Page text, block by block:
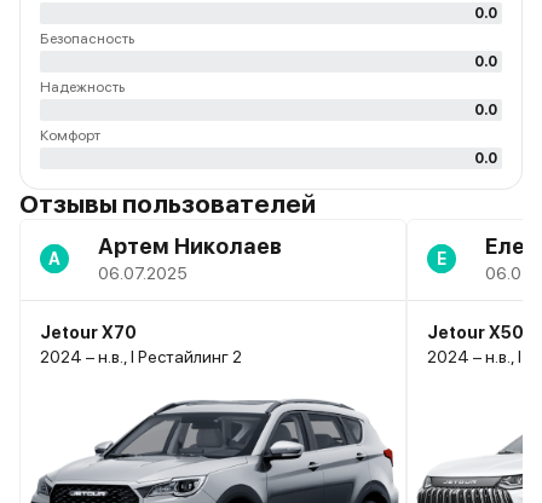
0.0
Безопасность
0.0
Надежность
0.0
Комфорт
0.0
Отзывы пользователей
А Артем Николаев
06.07.2025
Jetour X70
2024 – н.в., I Рестайлинг 2
Е
Jetour X50
2024 – н.в., I